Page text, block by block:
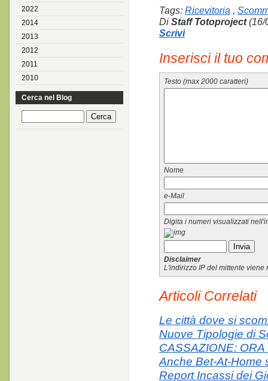
2022
2014
2013
2012
2011
2010
Cerca nel Blog
Tags: Ricevitoria ,
Di Staff Totoproject(16/
Scrivi
Inserisci il tuo
Testo (max 2000 caratteri)
Nome
e-Mail
Digita i numeri visualizzati
Disclaimer
L'indirizzo IP del mittente
Articoli Correlati
Le città dove si
Nuove Tipologie di
CASSAZIONE:
Anche Bet-At-Home
Report Incassi dei